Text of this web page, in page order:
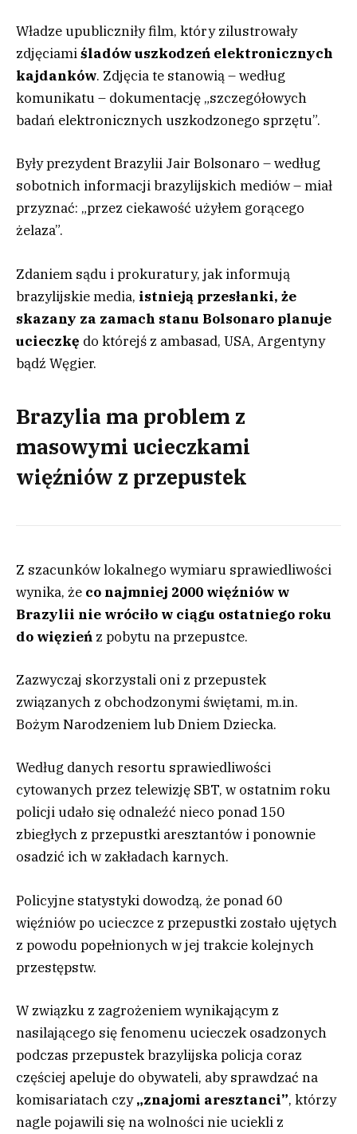
Władze upubliczniły film, który zilustrowały
zdjęciamiśladów uszkodzeń elektronicznych
kajdanków. Zdjęcia te stanowią – według
komunikatu – dokumentację „szczegółowych
badań elektronicznych uszkodzonego sprzętu”.
Były prezydent Brazylii Jair Bolsonaro – według
sobotnich informacji brazylijskich mediów – miał
przyznać: „przez ciekawość użyłem gorącego
żelaza”.
Zdaniem sądu i prokuratury, jak informują
brazylijskie media, istnieją przesłanki, że
skazany za zamach stanu Bolsonaro planuje
ucieczkę do którejś z ambasad, USA, Argentyny
bądź Węgier.
Brazylia ma problem z
masowymi ucieczkami
więźniów z przepustek
Z szacunków lokalnego wymiaru sprawiedliwości
wynika, że co najmniej 2000 więźniów w
Brazylii nie wróciło w ciągu ostatniego roku
do więzień z pobytu na przepustce.
Zazwyczaj skorzystali oni z przepustek
związanych z obchodzonymi świętami, m.in.
Bożym Narodzeniem lub Dniem Dziecka.
Według danych resortu sprawiedliwości
cytowanych przez telewizję SBT, w ostatnim roku
policji udało się odnaleźć nieco ponad 150
zbiegłych z przepustki aresztantów i ponownie
osadzić ich w zakładach karnych.
Policyjne statystyki dowodzą, że ponad 60
więźniów po ucieczce z przepustki zostało ujętych
z powodu popełnionych w jej trakcie kolejnych
przestępstw.
W związku z zagrożeniem wynikającym z
nasilającego się fenomenu ucieczek osadzonych
podczas przepustek brazylijska policja coraz
częściej apeluje do obywateli, aby sprawdzać na
komisariatach czy„znajomi aresztanci”, którzy
nagle pojawili się na wolności nie uciekli z